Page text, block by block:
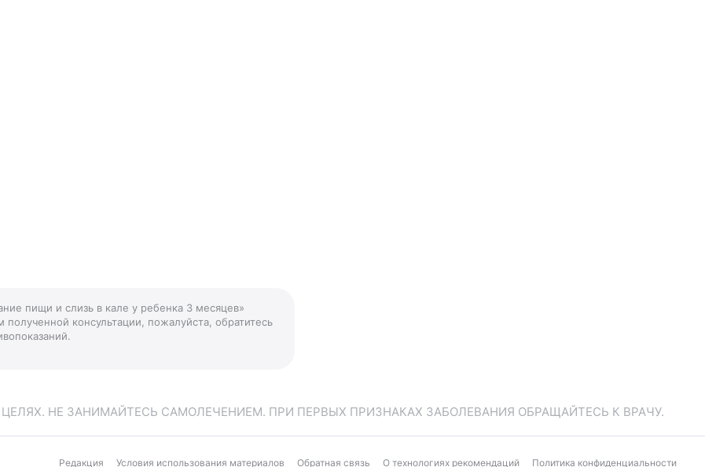
пищи и слизь в кале у ребенка 3 месяцев»
консультации, пожалуйста, обратитесь
НЕ ЗАНИМАЙТЕСЬ САМОЛЕЧЕНИЕМ. ПРИ ПЕРВЫХ ПРИЗНАКАХ ЗАБОЛЕВАНИЯ ОБРАЩАЙТЕСЬ К ВРАЧУ.
Редакция Условия использования материалов Обратная связь О технологиях рекомендаций Политика конфиденциальности